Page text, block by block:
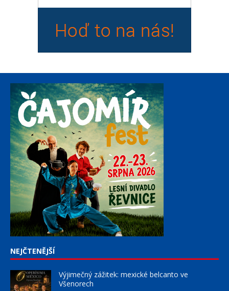
NEJČTENĚJŠÍ
Výjimečný zážitek: mexické belcanto ve
Všenorech